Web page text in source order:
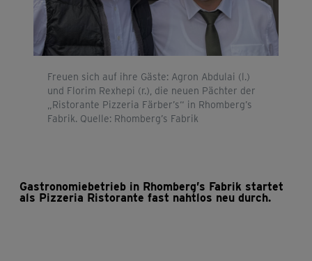
Freuen sich auf ihre Gäste: Agron Abdulai (l.)
und Florim Rexhepi (r.), die neuen Pächter der
„Ristorante Pizzeria Färber’s“ in Rhomberg’s
Fabrik. Quelle: Rhomberg’s Fabrik
Gastronomiebetrieb in Rhomberg’s Fabrik startet
als Pizzeria Ristorante fast nahtlos neu durch.